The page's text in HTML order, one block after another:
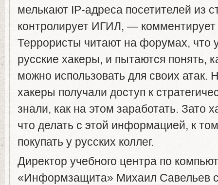
мелькают IP-адреса посетителей из
контролирует ИГИЛ, —
Террористы читают на форумах, что
русские хакеры, и пытаются понять,
можно использовать для своих атак.
хакеры получали доступ к
знали, как на этом заработать. Зато
что делать с этой информацией, к
покупать у русских коллег.
Директор учебного центра по
«Информзащита» Михаил Савельев